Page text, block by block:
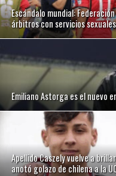
Escándalo mundial:
árbitros con servicios sexuales
Emiliano Astorga es el nuevo
Apellido Caszely vuelve a
anotó golazo de chilena a la